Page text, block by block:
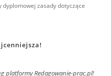
dyplomowej zasady dotyczące
platformy Redagowanie-prac.pl!